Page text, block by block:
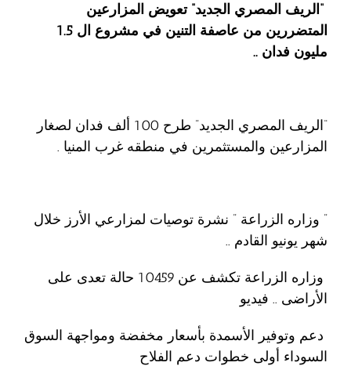
“الريف المصري الجديد” تعويض المزارعين
المتضررين من عاصفة التنين في مشروع ال 1.5
مليون فدان ..
“الريف المصري الجديد” طرح 100 ألف فدان لصغار
المزارعين والمستثمرين في منطقه غرب المنيا .
” وزاره الزراعة ” نشرة توصيات لمزارعي الأرز خلال
شهر يونيو القادم ..
وزاره الزراعة تكشف عن 10459 حالة تعدى على
الأراضى .. فيديو
دعم وتوفير الأسمدة بأسعار مخفضة ومواجهة السوق
السوداء أولى خطوات دعم الفلاح